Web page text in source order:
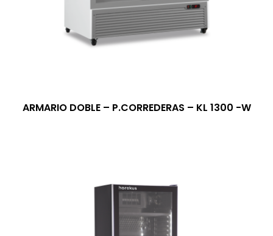
ARMARIO DOBLE – P.CORREDERAS – KL 1300 -W